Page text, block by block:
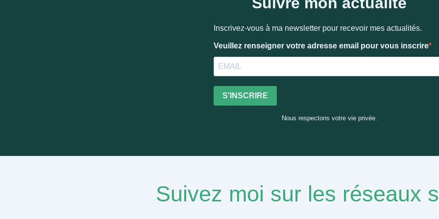
Inscrivez-vous à ma newsletter pour recevoir mes actualités.
Veuillez renseigner votre adresse email pour vous inscrire
S'INSCRIRE
Nous respectons votre vie privée.
Suivez moi sur les réseaux